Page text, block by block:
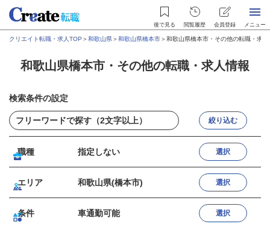
後で見る 閲覧履歴 会員登録 メニュー
クリエイト転職・求人TOP ＞和歌山県＞和歌山県橋本市＞和歌山県橋本市・その他の転職・求人
和歌山県橋本市・その他の転職・求人情報
検索条件の設定
絞り込む
職種 指定しない 選択
エリア 和歌山県(橋本市) 選択
条件 車通勤可能 選択